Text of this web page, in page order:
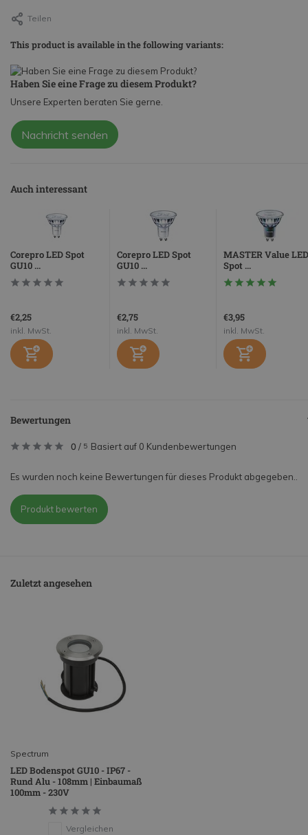
Teilen
This product is available in the following variants:
Haben Sie eine Frage zu diesem Produkt?
Unsere Experten beraten Sie gerne.
Nachricht senden
Auch interessant
Corepro LED Spot
GU10 ...
€2,25
inkl. MwSt.
Corepro LED Spot
GU10 ...
€2,75
inkl. MwSt.
MASTER Value LED
Spot ...
€3,95
inkl. MwSt.
Bewertungen
0 / 5 Basiert auf 0 Kundenbewertungen
Es wurden noch keine Bewertungen für dieses Produkt abgegeben..
Produkt bewerten
Zuletzt angesehen
Spectrum
LED Bodenspot GU10 - IP67 -
Rund Alu - 108mm | Einbaumaß
100mm - 230V
Vergleichen